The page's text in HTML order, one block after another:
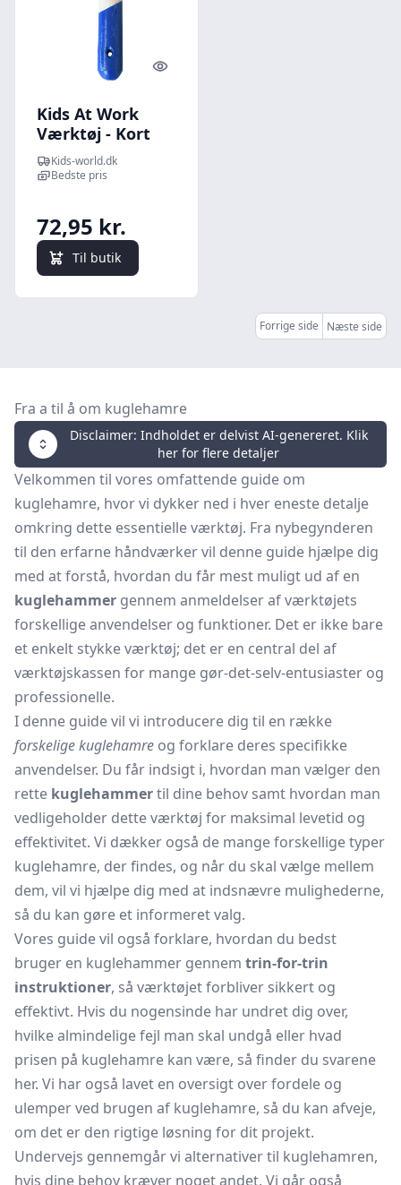
Quick look
Kids At Work
Værktøj - Kort
Kuglehammer -
227 g
Kids-world.dk
Bedste pris
72,95 kr.
Til butik
Forrige side Næste side
Fra a til å om kuglehamre
Disclaimer: Indholdet er delvist AI-genereret. Klik
her for flere detaljer
Velkommen til vores omfattende guide om
kuglehamre, hvor vi dykker ned i hver eneste detalje
omkring dette essentielle værktøj. Fra nybegynderen
til den erfarne håndværker vil denne guide hjælpe dig
med at forstå, hvordan du får mest muligt ud af en
kuglehammer gennem anmeldelser af værktøjets
forskellige anvendelser og funktioner. Det er ikke bare
et enkelt stykke værktøj; det er en central del af
værktøjskassen for mange gør-det-selv-entusiaster og
professionelle.
I denne guide vil vi introducere dig til en række
forskelige kuglehamre og forklare deres specifikke
anvendelser. Du får indsigt i, hvordan man vælger den
rette kuglehammertil dine behov samt hvordan man
vedligeholder dette værktøj for maksimal levetid og
effektivitet. Vi dækker også de mange forskellige typer
kuglehamre, der findes, og når du skal vælge mellem
dem, vil vi hjælpe dig med at indsnævre mulighederne,
så du kan gøre et informeret valg.
Vores guide vil også forklare, hvordan du bedst
bruger en kuglehammer gennem trin-for-trin
instruktioner, så værktøjet forbliver sikkert og
effektivt. Hvis du nogensinde har undret dig over,
hvilke almindelige fejl man skal undgå eller hvad
prisen på kuglehamre kan være, så finder du svarene
her. Vi har også lavet en oversigt over fordele og
ulemper ved brugen af kuglehamre, så du kan afveje,
om det er den rigtige løsning for dit projekt.
Undervejs gennemgår vi alternativer til kuglehamren,
hvis dine behov kræver noget andet. Vi går også